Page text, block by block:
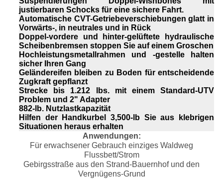
justierbaren Schocks für eine sichere Fahrt.
Automatische CVT-Getriebeverschiebungen glatt in
Vorwärts-, in neutrales und in Rück
Doppel-vordere und hinter-gelüftete hydraulische
Scheibenbremsen stoppen Sie auf einem Groschen
Hochleistungsmetallrahmen und -gestelle halten
sicher Ihren Gang
Geländereifen bleiben zu Boden für entscheidende
Zugkraft gepflanzt
Strecke bis 1.212 lbs. mit einem Standard-UTV
Problem und 2" Adapter
882-lb. Nutzlastkapazität
Hilfen der Handkurbel 3,500-lb Sie aus klebrigen
Situationen heraus erhalten
Anwendungen:
Für erwachsener Gebrauch einziges Waldweg
Flussbett/Strom
Gebirgsstraße aus den Strand-Bauernhof und den
Vergnügens-Grund